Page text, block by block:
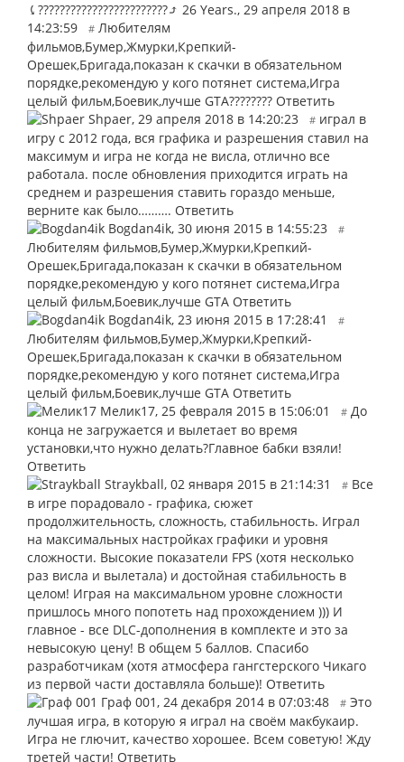
⤹????????????????????????⤴︎ 26 Years., 29 апреля 2018 в
14:23:59
# Любителям
фильмов,Бумер,Жмурки,Крепкий-
Орешек,Бригада,показан к скачки в обязательном
порядке,рекомендую у кого потянет система,Игра
целый фильм,Боевик,лучше GTA???????? Ответить
Shpaer, 29 апреля 2018 в 14:20:23 # играл в
игру с 2012 года, вся графика и разрешения ставил на
максимум и игра не когда не висла, отлично все
работала. после обновления приходится играть на
среднем и разрешения ставить гораздо меньше,
верните как было………. Ответить
Bogdan4ik, 30 июня 2015 в 14:55:23 #
Любителям фильмов,Бумер,Жмурки,Крепкий-
Орешек,Бригада,показан к скачки в обязательном
порядке,рекомендую у кого потянет система,Игра
целый фильм,Боевик,лучше GTA Ответить
Bogdan4ik, 23 июня 2015 в 17:28:41 #
Любителям фильмов,Бумер,Жмурки,Крепкий-
Орешек,Бригада,показан к скачки в обязательном
порядке,рекомендую у кого потянет система,Игра
целый фильм,Боевик,лучше GTA Ответить
Мелик17, 25 февраля 2015 в 15:06:01 # До
конца не загружается и вылетает во время
установки,что нужно делать?Главное бабки взяли!
Ответить
Straykball, 02 января 2015 в 21:14:31 # Все
в игре порадовало - графика, сюжет
продолжительность, сложность, стабильность. Играл
на максимальных настройках графики и уровня
сложности. Высокие показатели FPS (хотя несколько
раз висла и вылетала) и достойная стабильность в
целом! Играя на максимальном уровне сложности
пришлось много попотеть над прохождением ))) И
главное - все DLC-дополнения в комплекте и это за
невысокую цену! В общем 5 баллов. Спасибо
разработчикам (хотя атмосфера гангстерского Чикаго
из первой части доставляла больше)! Ответить
Граф 001, 24 декабря 2014 в 07:03:48 # Это
лучшая игра, в которую я играл на своём макбукаир.
Игра не глючит, качество хорошее. Всем советую! Жду
третей части! Ответить